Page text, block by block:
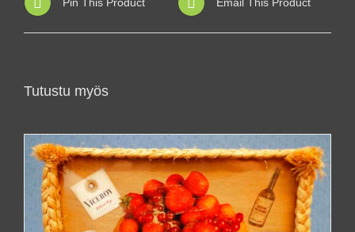
Pin This Product Email This Product
Tutustu myös